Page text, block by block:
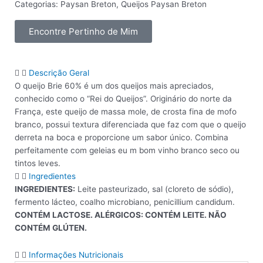
Categorias: Paysan Breton, Queijos Paysan Breton
Encontre Pertinho de Mim
Descrição Geral
O queijo Brie 60% é um dos queijos mais apreciados,
conhecido como o “Rei do Queijos”. Originário do norte da
França, este queijo de massa mole, de crosta fina de mofo
branco, possui textura diferenciada que faz com que o queijo
derreta na boca e proporcione um sabor único. Combina
perfeitamente com geleias eu m bom vinho branco seco ou
tintos leves.
Ingredientes
INGREDIENTES: Leite pasteurizado, sal (cloreto de sódio),
fermento lácteo, coalho microbiano, penicillium candidum.
CONTÉM LACTOSE. ALÉRGICOS: CONTÉM LEITE. NÃO
CONTÉM GLÚTEN.
Informações Nutricionais